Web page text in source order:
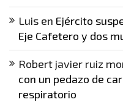
Luis en Ejército
Eje Cafetero y dos
Robert javier ruiz
con un pedazo de
respiratorio